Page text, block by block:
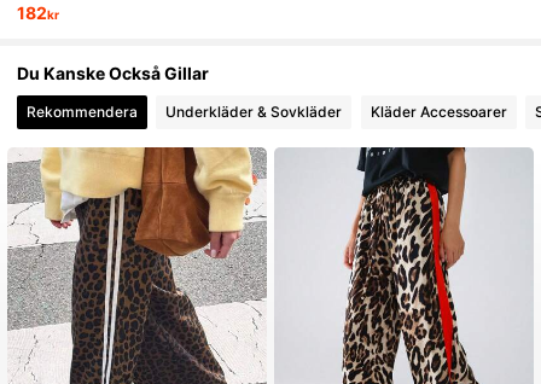
4.60
4.60 17 Följare
4.60 17 Följare
182kr
Du Kanske Också Gillar
Rekommendera Underkläder & Sovkläder Kläder Accessoarer